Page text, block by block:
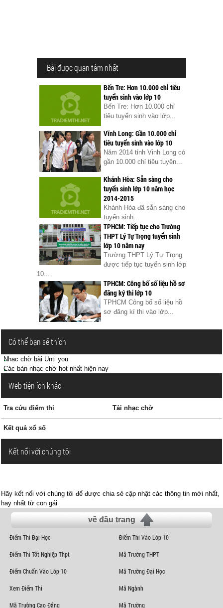
Bài được quan tâm nhất
Bến Tre: Hơn 10.000 chỉ tiêu
tuyển sinh vào lớp 10
Bến Tre: Hơn 10.000 chỉ
tiêu tuyển sinh vào lớp...
Vĩnh Long: Gần 10.000 chỉ
tiêu tuyển sinh vào lớp 10
Năm 2014 tỉnh Vinh Long có
gần 10.000 chỉ tiêu tuyên...
Khánh Hòa: Sẵn sàng cho
tuyển sinh lớp 10 năm học
2014-2015
Khánh Hòa đã sẵn sàng cho
tuyển sinh...
TPHCM: Tiếp tục cho Trường
THPT Lý Tự Trọng tuyển sinh
lớp 10 năm nay
Trường THPT Lý Tự Trọng
được tiếp tục tuyển sinh lớp
10...
TPHCM: Công bố số liệu hồ sơ
đăng ký thi lớp 10
TPHCM Công bố số liệu hồ
sơ đăng kí thi vào lớp...
Có thể bạn sẽ thích
Nhạc chờ bài Unti you
Các bản nhạc chờ hot nhất hiện nay
Web tiện ích khác
Tra cứu điểm thi Tải nhạc chờ
Kết quả xổ số
Kết nối với chúng tôi
Hãy kết nối với chúng tôi để được chia sẻ cập nhật các thông tin mới nhất,
hay nhất từ con gái
về đầu trang
Điểm Thi Đại Học Điểm Thi Vào Lớp 10
Điểm Thi Tốt Nghiệp Thpt Mã Trường THPT
Điểm Chuẩn Vào Lớp 10 Mã Trường Đại Học
Xem Điểm Thi Mã Ngành
Mã Trường Cao Đẳng Mã Trường